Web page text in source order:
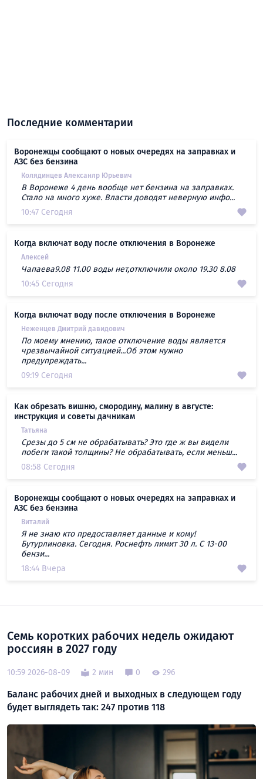
Последние комментарии
Воронежцы сообщают о новых очередях на заправках и
АЗС без бензина
Колядинцев Алексанлр Юрьевич
В Воронеже 4 день вообще нет бензина на заправках.
Стало на много хуже. Власти доводят неверную инфо...
10:47 Сегодня
Когда включат воду после отключения в Воронеже
Алексей
Чапаева9.08 11.00 воды нет,отключили около 19.30 8.08
10:45 Сегодня
Когда включат воду после отключения в Воронеже
Неженцев Дмитрий давидович
По моему мнению, такое отключение воды является
чрезвычайной ситуацией...Об этом нужно
предупреждать...
09:19 Сегодня
Как обрезать вишню, смородину, малину в августе:
инструкция и советы дачникам
Татьяна
Срезы до 5 см не обрабатывать? Это где ж вы видели
побеги такой толщины? Не обрабатывать, если меньш...
08:58 Сегодня
Воронежцы сообщают о новых очередях на заправках и
АЗС без бензина
Виталий
Я не знаю кто предоставляет данные и кому!
Бутурлиновка. Сегодня. Роснефть лимит 30 л. С 13-00
бензи...
18:44 Вчера
Семь коротких рабочих недель ожидают
россиян в 2027 году
10:59 2026-08-09 2 мин 0 296
Баланс рабочих дней и выходных в следующем году
будет выглядеть так: 247 против 118